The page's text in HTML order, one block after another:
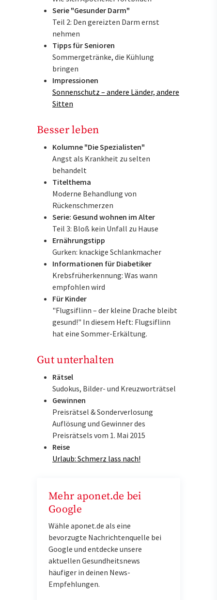
Serie "Gesunder Darm"
Teil 2: Den gereizten Darm ernst
nehmen
Tipps für Senioren
Sommergetränke, die Kühlung
bringen
Impressionen
Sonnenschutz – andere Länder, andere
Sitten
Besser leben
Kolumne "Die Spezialisten"
Angst als Krankheit zu selten
behandelt
Titelthema
Moderne Behandlung von
Rückenschmerzen
Serie: Gesund wohnen im Alter
Teil 3: Bloß kein Unfall zu Hause
Ernährungstipp
Gurken: knackige Schlankmacher
Informationen für Diabetiker
Krebsfrüherkennung: Was wann
empfohlen wird
Für Kinder
"Flugsiflinn – der kleine Drache bleibt
gesund!" In diesem Heft: Flugsiflinn
hat eine Sommer-Erkältung.
Gut unterhalten
Rätsel
Sudokus, Bilder- und Kreuzworträtsel
Gewinnen
Preisrätsel & Sonderverlosung
Auflösung und Gewinner des
Preisrätsels vom 1. Mai 2015
Reise
Urlaub: Schmerz lass nach!
Mehr aponet.de bei
Google
Wähle aponet.de als eine
bevorzugte Nachrichtenquelle bei
Google und entdecke unsere
aktuellen Gesundheitsnews
häufiger in deinen News-
Empfehlungen.